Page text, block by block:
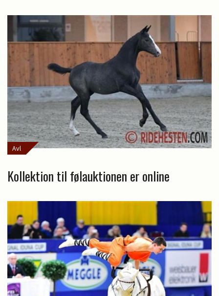
Avl
Kollektion til følauktionen er online